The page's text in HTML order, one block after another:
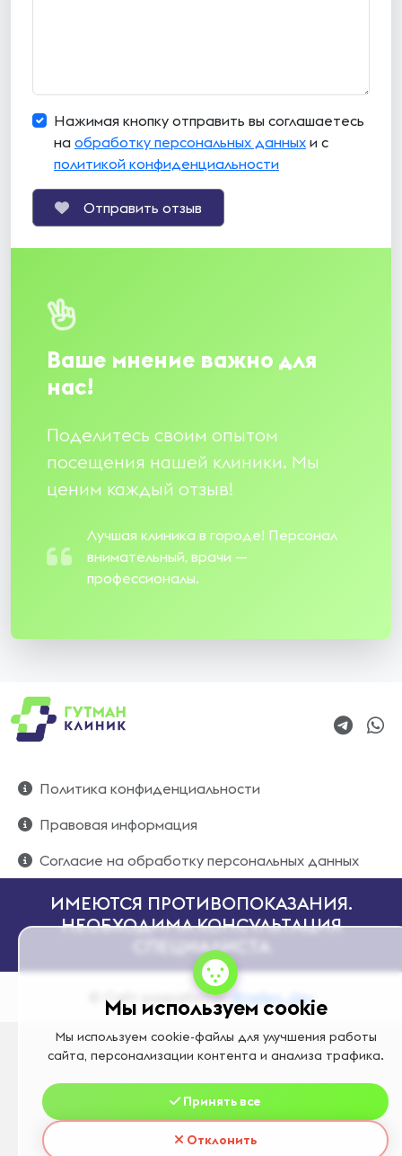
Мы используем cookie
Мы используем cookie-файлы для улучшения работы
сайта, персонализации контента и анализа трафика.
Принять все
Отклонить
Нажимая кнопку отправить вы соглашаетесь
на обработку персональных данных и с
политикой конфиденциальности
Отправить отзыв
Ваше мнение важно для
нас!
Поделитесь своим опытом
посещения нашей клиники. Мы
ценим каждый отзыв!
Лучшая клиника в городе! Персонал
внимательный, врачи —
профессионалы.
Политика конфиденциальности
Правовая информация
Согласие на обработку персональных данных
ИМЕЮТСЯ ПРОТИВОПОКАЗАНИЯ.
НЕОБХОДИМА КОНСУЛЬТАЦИЯ
СПЕЦИАЛИСТА
© Сайт разработан@nellex_dev